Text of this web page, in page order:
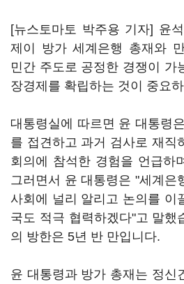
[뉴스토마토 박주용 기자] 윤
제이 방가 세계은행 총재와
민간 주도로 공정한 경쟁이 가
장경제를 확립하는 것이 중요
대통령실에 따르면 윤 대통령
를 접견하고 과거 검사로 재직
회의에 참석한 경험을 언급하
그러면서 윤 대통령은 "세계은
사회에 널리 알리고 논의를 이
국도 적극 협력하겠다"고 말했
의 방한은 5년 반 만입니다.
윤 대통령과 방가 총재는 정신